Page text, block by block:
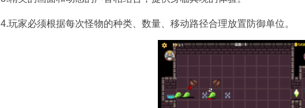
4.玩家必须根据每次怪物的种类、数量、移动路径合理放置防御单位。